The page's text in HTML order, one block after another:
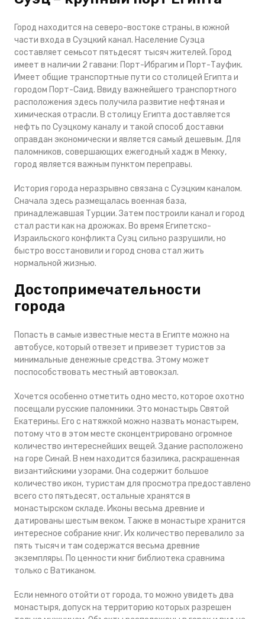
Город находится на северо-востоке страны, в южной
части входа в Суэцкий канал. Население Суэца
составляет семьсот пятьдесят тысяч жителей. Город
имеет в наличии 2 гавани: Порт-Ибрагим и Порт-Тауфик.
Имеет общие транспортные пути со столицей Египта и
городом Порт-Саид. Ввиду важнейшего транспортного
расположения здесь получила развитие нефтяная и
химическая отрасли. В столицу Египта доставляется
нефть по Суэцкому каналу и такой способ доставки
оправдан экономически и является самый дешевым. Для
паломников, совершающих ежегодный хадж в Мекку,
город является важным пунктом переправы.
История города неразрывно связана с Суэцким каналом.
Сначала здесь размещалась военная база,
принадлежавшая Турции. Затем построили канал и город
стал расти как на дрожжах. Во время Египетско-
Израильского конфликта Суэц сильно разрушили, но
быстро восстановили и город снова стал жить
нормальной жизнью.
Достопримечательности
города
Попасть в самые известные места в Египте можно на
автобусе, который отвезет и привезет туристов за
минимальные денежные средства. Этому может
поспособствовать местный автовокзал.
Хочется особенно отметить одно место, которое охотно
посещали русские паломники. Это монастырь Святой
Екатерины. Его с натяжкой можно назвать монастырем,
потому что в этом месте сконцентрировано огромное
количество интереснейших вещей. Здание расположено
на горе Синай. В нем находится базилика, раскрашенная
византийскими узорами. Она содержит большое
количество икон, туристам для просмотра предоставлено
всего сто пятьдесят, остальные хранятся в
монастырском складе. Иконы весьма древние и
датированы шестым веком. Также в монастыре хранится
интересное собрание книг. Их количество перевалило за
пять тысяч и там содержатся весьма древние
экземпляры. По ценности книг библиотека сравнима
только с Ватиканом.
Если немного отойти от города, то можно увидеть два
монастыря, допуск на территорию которых разрешен